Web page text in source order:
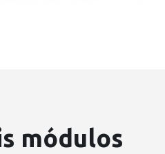
módulos